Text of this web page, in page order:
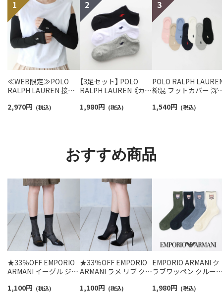
≪WEB限定≫POLO
RALPH LAUREN 接触
ームカバー ＆ レッグウ
2,970円 (税込)
【3足セット】 POLO
RALPH LAUREN 《カラ
ーチサポート ワンポイ
1,980円 (税込)
POLO RALPH
綿混 フットカバー 深
カバーソックス レデ
1,540円 (税込)
おすすめ商品
★33％OFF EMPORIO
ARMANI イーグル ジャ
ス レディース 日本製
1,100円 (税込)
★33％OFF EMPORIO
ARMANI ラメ リブ クル
ス 日本製 03447100
1,100円 (税込)
EMPORIO ARMANI ク
ラブワッペン クルー
本製 03447106
1,980円 (税込)